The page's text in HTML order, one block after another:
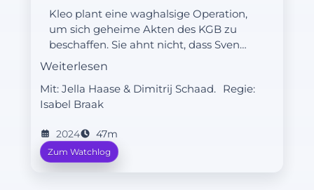
Kleo plant eine waghalsige Operation,
um sich geheime Akten des KGB zu
beschaffen. Sie ahnt nicht, dass Sven
Ähnliches vorhat.
Weiterlesen
Mit: Jella Haase & Dimitrij Schaad.
Regie:
Isabel Braak
2024 47m
Zum Watchlog